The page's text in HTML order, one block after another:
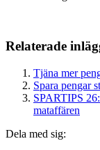
Relaterade
Tjäna mer
Spara pengar
SPARTIPS
mataffären
Dela med sig: